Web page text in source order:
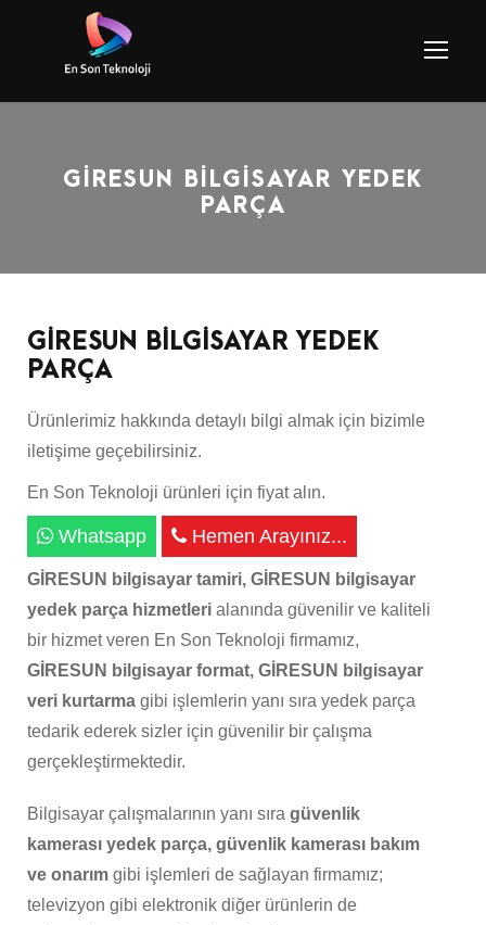
GİRESUN BİLGİSAYAR YEDEK
PARÇA
GİRESUN BİLGİSAYAR YEDEK
PARÇA
Ürünlerimiz hakkında detaylı bilgi almak için bizimle
iletişime geçebilirsiniz.
En Son Teknoloji ürünleri için fiyat alın.
Whatsapp Hemen Arayınız...
GİRESUN bilgisayar tamiri, GİRESUN bilgisayar
yedek parça hizmetleri alanında güvenilir ve kaliteli
bir hizmet veren En Son Teknoloji firmamız,
GİRESUN bilgisayar format, GİRESUN bilgisayar
veri kurtarma gibi işlemlerin yanı sıra yedek parça
tedarik ederek sizler için güvenilir bir çalışma
gerçekleştirmektedir.
Bilgisayar çalışmalarının yanı sıra güvenlik
kamerası yedek parça, güvenlik kamerası bakım
ve onarım gibi işlemleri de sağlayan firmamız;
televizyon gibi elektronik diğer ürünlerin de